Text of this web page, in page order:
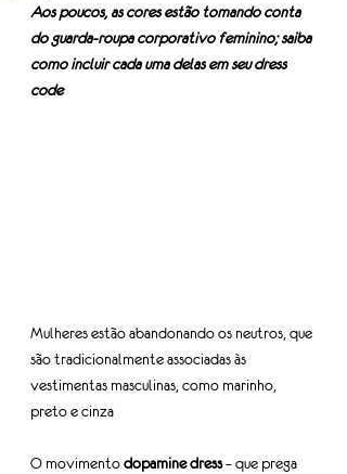
Aos poucos, as cores estão tomando conta
do guarda-roupa corporativo feminino; saiba
como incluir cada uma delas em seu dress
code
Mulheres estão abandonando os neutros, que
são tradicionalmente associadas às
vestimentas masculinas, como marinho,
preto e cinza
O movimento dopamine dress – que prega